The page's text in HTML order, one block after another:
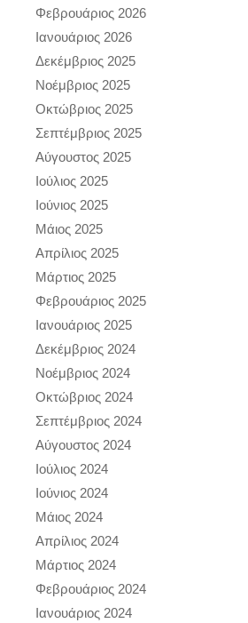
Φεβρουάριος 2026
Ιανουάριος 2026
Δεκέμβριος 2025
Νοέμβριος 2025
Οκτώβριος 2025
Σεπτέμβριος 2025
Αύγουστος 2025
Ιούλιος 2025
Ιούνιος 2025
Μάιος 2025
Απρίλιος 2025
Μάρτιος 2025
Φεβρουάριος 2025
Ιανουάριος 2025
Δεκέμβριος 2024
Νοέμβριος 2024
Οκτώβριος 2024
Σεπτέμβριος 2024
Αύγουστος 2024
Ιούλιος 2024
Ιούνιος 2024
Μάιος 2024
Απρίλιος 2024
Μάρτιος 2024
Φεβρουάριος 2024
Ιανουάριος 2024